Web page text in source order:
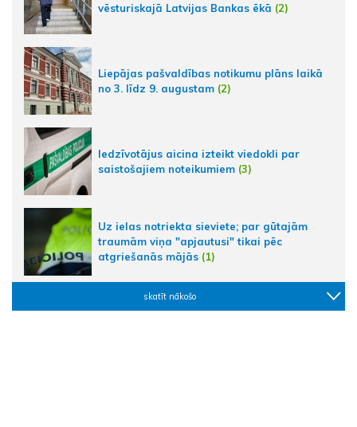
vēsturiskajā Latvijas Bankas ēkā (2)
Liepājas pašvaldības notikumu plāns laikā
no 3. līdz 9. augustam (2)
Iedzīvotājus aicina izteikt viedokli par
saistošajiem noteikumiem (3)
Uz ielas notriekta sieviete; par gūtajām
traumām viņa "apjautusi" tikai pēc
atgriešanās mājās (1)
skatīt nākošo